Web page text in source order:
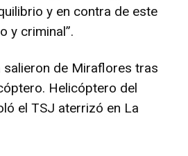
y en contra de este
y criminal”.
salieron de Miraflores tras
Helicóptero del
el TSJ aterrizó en La